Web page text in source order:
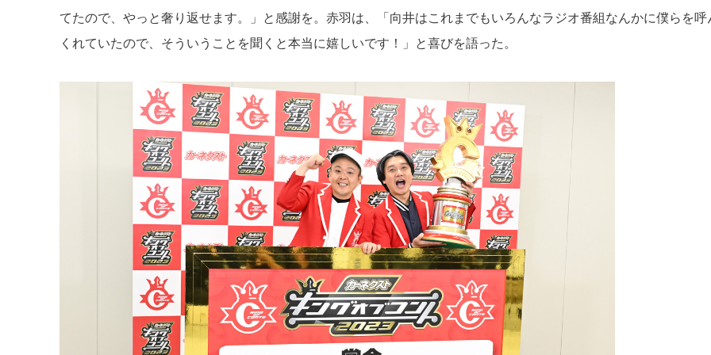
てたので、やっと奢り返せます。」と感謝を。赤羽は、「向井はこれまでもいろんなラジオ番組なんかに僕らを呼
くれていたので、そういうことを聞くと本当に嬉しいです！」と喜びを語った。